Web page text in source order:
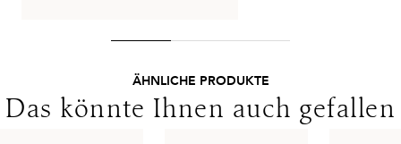
ÄHNLICHE PRODUKTE
Das könnte Ihnen auch gefallen